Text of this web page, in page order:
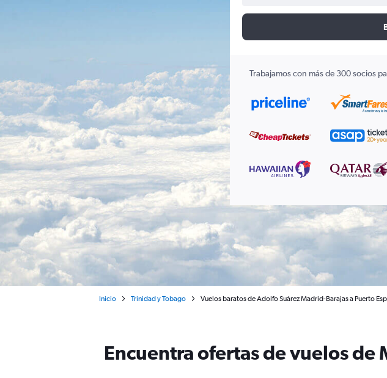
Trabajamos con más de 300 socios
Inicio Trinidad y Tobago Vuelos baratos de Adolfo Suárez Madrid-Barajas a Puerto
Encuentra ofertas de vuelos de